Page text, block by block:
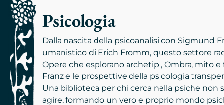
Psicologia
Dalla nascita della psicoanalisi con Sigmund
umanistico di Erich Fromm, questo settore
Opere che esplorano archetipi, Ombra, mito
Franz e le prospettive della psicologia
Una biblioteca per chi cerca nella psiche
agire, formando un vero e proprio mondo